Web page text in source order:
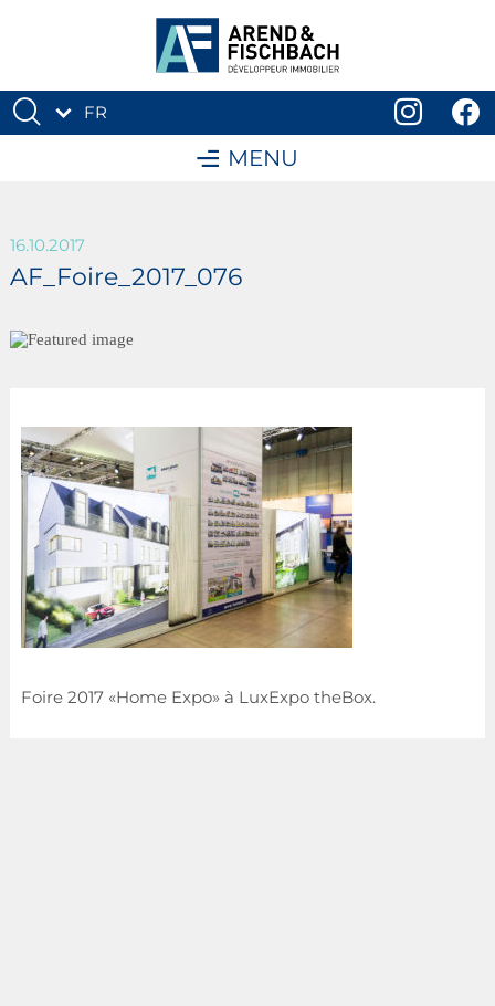
FR
MENU
16.10.2017
AF_Foire_2017_076
Foire 2017 «Home Expo» à LuxExpo theBox.